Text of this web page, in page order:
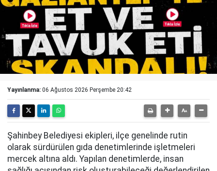
Yayınlanma: 06 Ağustos 2026 Perşembe 20:42
Şahinbey Belediyesi ekipleri, ilçe genelinde rutin
olarak sürdürülen gıda denetimlerinde işletmeleri
mercek altına aldı. Yapılan denetimlerde, insan